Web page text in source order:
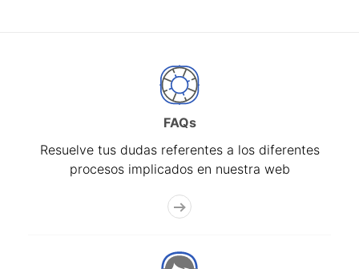
FAQs
Resuelve tus dudas referentes a los diferentes
procesos implicados en nuestra web